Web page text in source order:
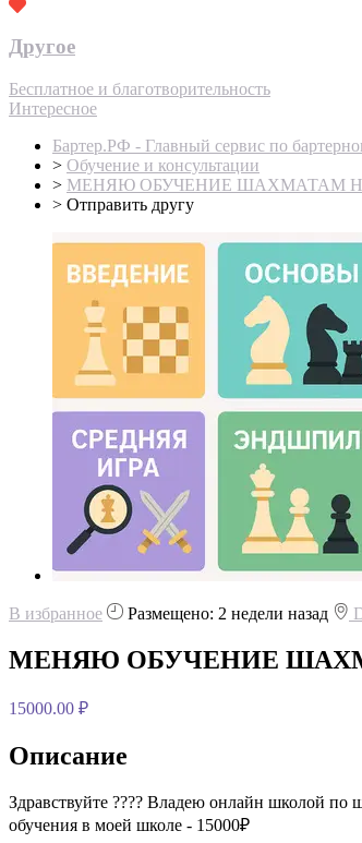
Другое
Бесплатное и благотворительность
Интересное
Бартер.РФ - Главный сервис по
> Обучение и консультации
> МЕНЯЮ ОБУЧЕНИЕ ШАХМАТАМ
> Отправить другу
В избранное Размещено: 2 недели назад
МЕНЯЮ ОБУЧЕНИЕ
15000.00 ₽
Описание
Здравствуйте ???? Владею онлайн школой по
обучения в моей школе - 15000₽